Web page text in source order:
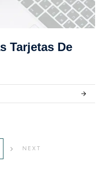
Tarjetas De
NEXT